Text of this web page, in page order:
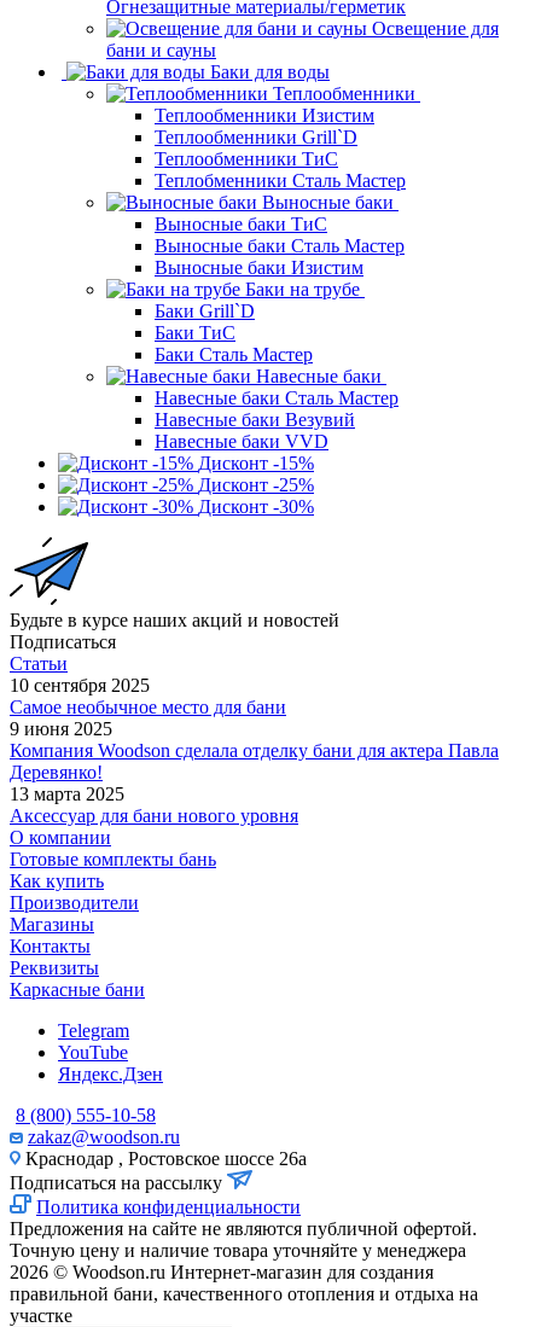
Огнезащитные материалы/герметик
Освещение для
бани и сауны
Баки для воды
Теплообменники
Теплообменники Изистим
Теплообменники Grill`D
Теплообменники ТиС
Теплобменники Сталь Мастер
Выносные баки
Выносные баки ТиС
Выносные баки Сталь Мастер
Выносные баки Изистим
Баки на трубе
Баки Grill`D
Баки ТиС
Баки Сталь Мастер
Навесные баки
Навесные баки Сталь Мастер
Навесные баки Везувий
Навесные баки VVD
Дисконт -15%
Дисконт -25%
Дисконт -30%
Будьте в курсе наших акций и новостей
Подписаться
Статьи
10 сентября 2025
Самое необычное место для бани
9 июня 2025
Компания Woodson сделала отделку бани для актера Павла
Деревянко!
13 марта 2025
Аксессуар для бани нового уровня
О компании
Готовые комплекты бань
Как купить
Производители
Магазины
Контакты
Реквизиты
Каркасные бани
Telegram
YouTube
Яндекс.Дзен
8 (800) 555-10-58
zakaz@woodson.ru
Краснодар , Ростовское шоссе 26а
Подписаться на рассылку
Политика конфиденциальности
Предложения на сайте не являются публичной офертой.
Точную цену и наличие товара уточняйте у менеджера
2026 © Woodson.ru Интернет-магазин для создания
правильной бани, качественного отопления и отдыха на
участке